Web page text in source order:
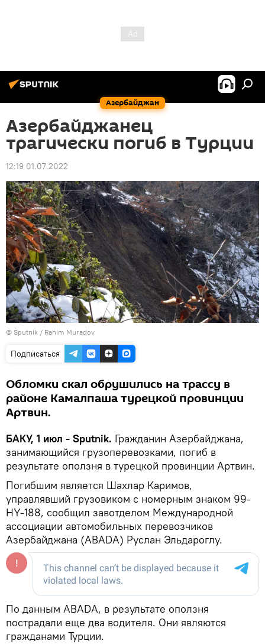
Азербайджан
Азербайджанец
трагически погиб в Турции
12:19 01.07.2022
© Sputnik / Rahim Muradov
Подписаться
Обломки скал обрушились на трассу в
районе Камалпаша турецкой провинции
Артвин.
БАКУ, 1 июл - Sputnik. Гражданин Азербайджана,
занимающийся грузоперевозками, погиб в
результате оползня в турецкой провинции Артвин.
Погибшим является Шахлар Каримов,
управлявший грузовиком с номерным знаком 99-
HY-188, сообщил завотделом Международной
ассоциации автомобильных перевозчиков
Азербайджана (ABADA) Руслан Эльдароглу.
По данным ABADA, в результате оползня
пострадали еще два водителя. Они являются
гражданами Турции.